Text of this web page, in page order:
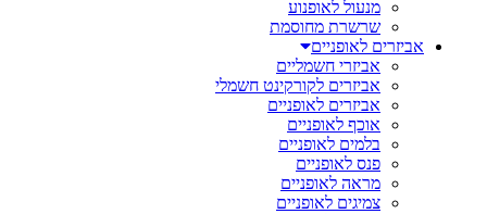
מנעול לאופנוע
שרשרת מחוסמת
אביזרים לאופניים
אביזרי חשמליים
אביזרים לקורקינט חשמלי
אביזרים לאופניים
אוכף לאופניים
בלמים לאופניים
פנס לאופניים
מראה לאופניים
צמיגים לאופניים